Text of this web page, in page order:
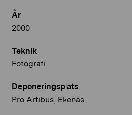
År
2000
Teknik
Fotografi
Deponeringsplats
Pro Artibus, Ekenäs